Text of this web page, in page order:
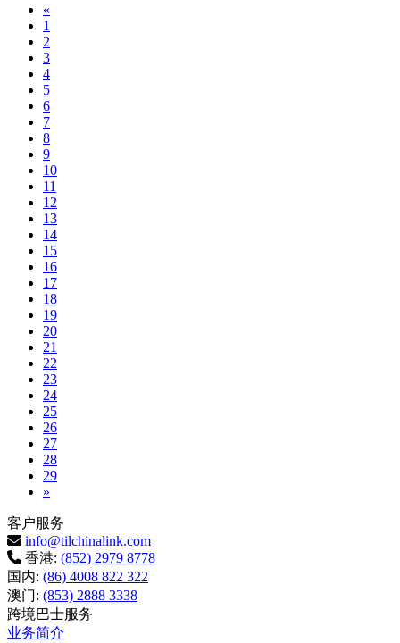
«
1
2
3
4
5
6
7
8
9
10
11
12
13
14
15
16
17
18
19
20
21
22
23
24
25
26
27
28
29
»
客户服务
info@tilchinalink.com
香港: (852) 2979 8778
国内: (86) 4008 822 322
澳门: (853) 2888 3338
跨境巴士服务
业务简介